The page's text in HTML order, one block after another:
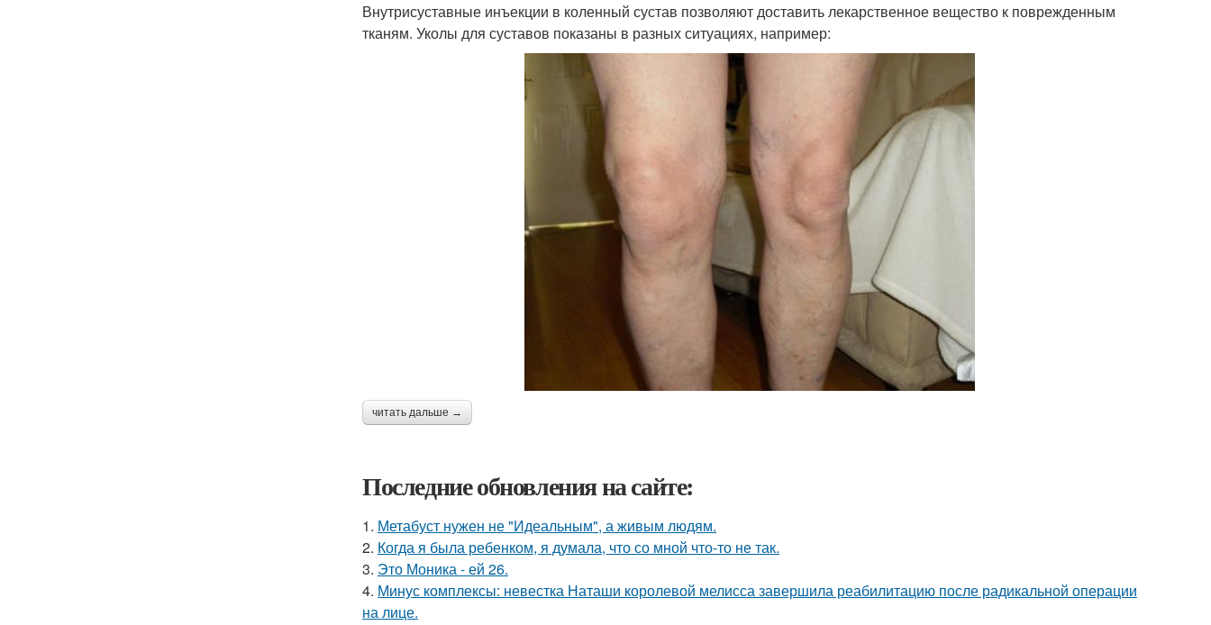
Внутрисуставные инъекции в коленный сустав позволяют доставить лекарственное вещество к поврежденным
тканям. Уколы для суставов показаны в разных ситуациях, например:
читать дальше →
Последние обновления на сайте:
1. Метабуст нужен не "Идеальным", а живым людям.
2. Когда я была ребенком, я думала, что со мной что-то не так.
3. Это Моника - ей 26.
4. Минус комплексы: невестка Наташи королевой мелисса завершила реабилитацию после радикальной операции
на лице.